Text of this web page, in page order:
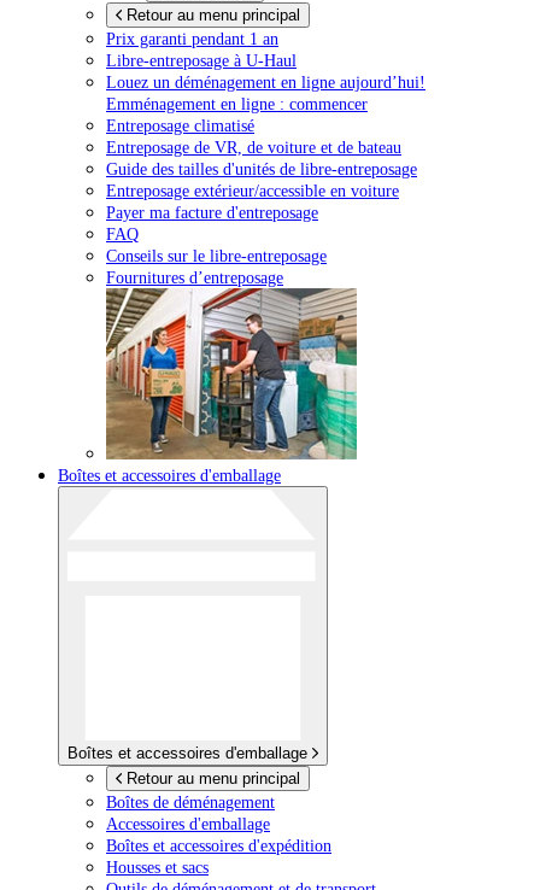
Retour au menu principal
Prix garanti pendant 1 an
Libre-entreposage à U-Haul
Louez un déménagement en ligne aujourd’hui!
Emménagement en ligne : commencer
Entreposage climatisé
Entreposage de VR, de voiture et de bateau
Guide des tailles d'unités de libre-entreposage
Entreposage extérieur/accessible en voiture
Payer ma facture d'entreposage
FAQ
Conseils sur le libre-entreposage
Fournitures d’entreposage
Boîtes et accessoires d'emballage
Boîtes et accessoires d'emballage
Retour au menu principal
Boîtes de déménagement
Accessoires d'emballage
Boîtes et accessoires d'expédition
Housses et sacs